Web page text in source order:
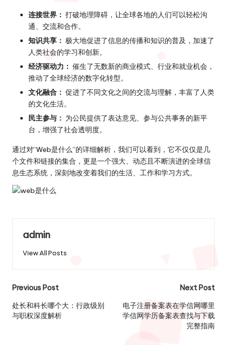
连接世界： 打破地理障碍，让全球各地的人们可以轻松沟
通、交流和合作。
知识共享： 极大地促进了信息的传播和知识的普及，加速了
人类社会的学习和创新。
经济驱动力： 催生了无数新的商业模式、行业和就业机会，
推动了全球经济的数字化转型。
文化融合： 促进了不同文化之间的交流与理解，丰富了人类
的文化生活。
民主参与： 为公民提供了表达意见、参与公共事务的新平
台，增强了社会透明度。
通过对“Web是什么”的详细解析，我们可以看到，它不仅仅是几
个文件和链接的集合，更是一个强大、动态且不断演进的全球信
息生态系统，深刻地改变着我们的生活、工作和学习方式。
admin
View All Posts
Post
navigation
Previous Post
处长和科长哪个大：行政级别
与职权深度解析
Next Post
电子注册备案表在学信网哪里
学信网学历备案表查找与下载
完整指南